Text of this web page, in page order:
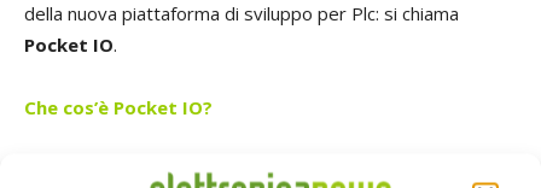
della nuova piattaforma di sviluppo per Plc: si chiama
Pocket IO.
Che cos’è Pocket IO?
È un esempio dell’aspetto che avranno i controllori